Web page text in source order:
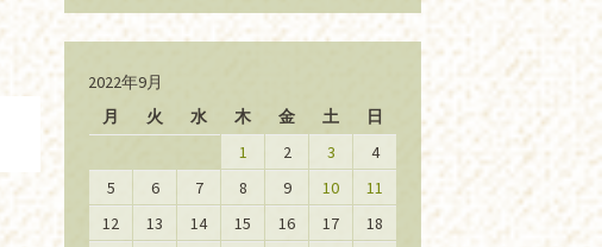
2022年9月
月
火 水 木 金 土 日
1 2 3
4
5
6 7 8 9 10
11
12
13 14 15 16 17
18